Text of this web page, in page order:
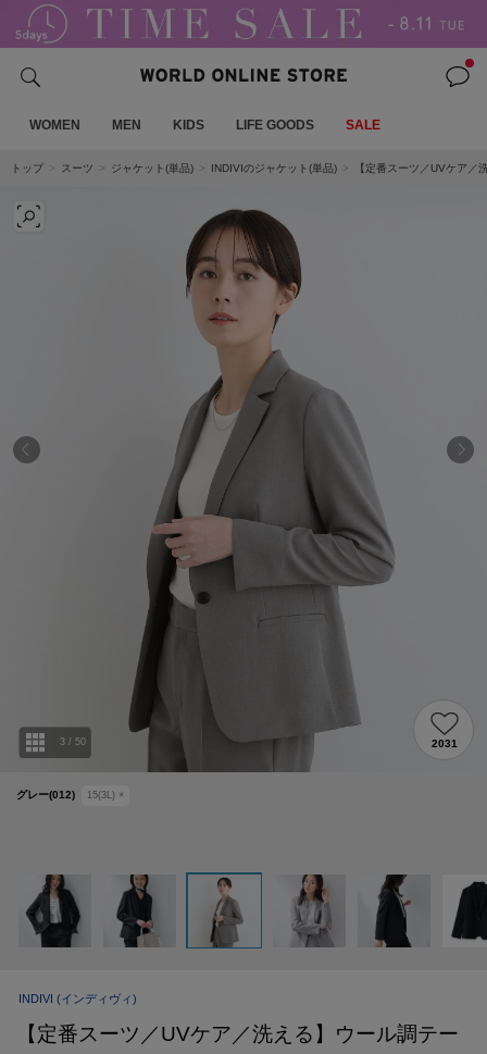
WOMEN MEN KIDS LIFE GOODS SALE
トップ スーツ ジャケット(単品) INDIVIのジャケット(単品) 【定番スーツ／UVケア／
グレー(012) 15(3L) ×
3 / 50 2031
INDIVI (インディヴィ)
【定番スーツ／UVケア／洗える】ウール調テー